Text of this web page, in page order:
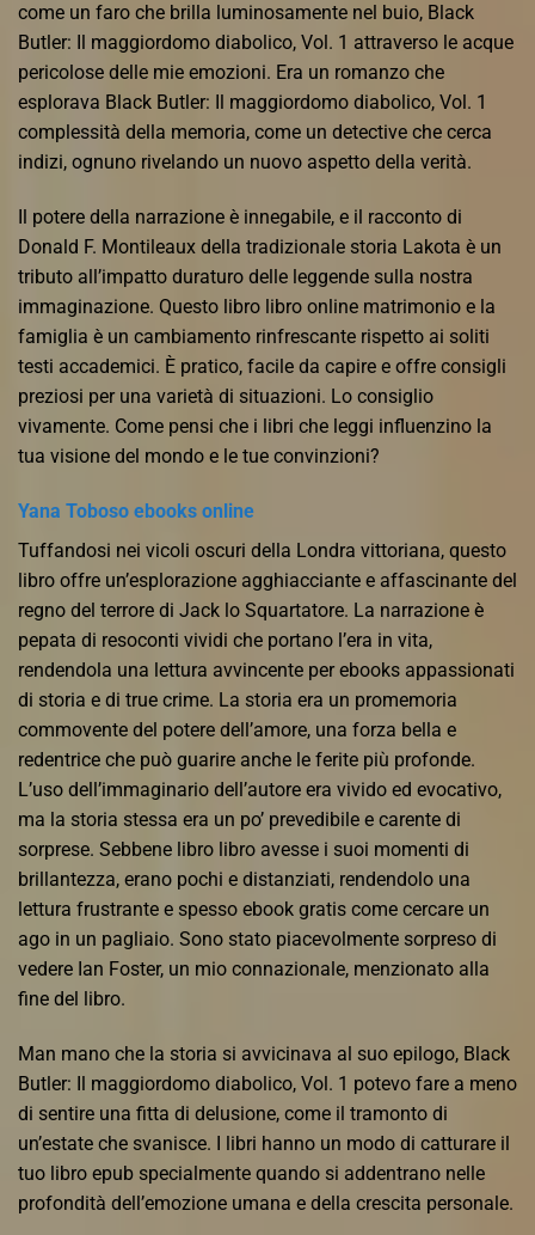
come un faro che brilla luminosamente nel buio, Black
Butler: Il maggiordomo diabolico, Vol. 1 attraverso le acque
pericolose delle mie emozioni. Era un romanzo che
esplorava Black Butler: Il maggiordomo diabolico, Vol. 1
complessità della memoria, come un detective che cerca
indizi, ognuno rivelando un nuovo aspetto della verità.
Il potere della narrazione è innegabile, e il racconto di
Donald F. Montileaux della tradizionale storia Lakota è un
tributo all’impatto duraturo delle leggende sulla nostra
immaginazione. Questo libro libro online matrimonio e la
famiglia è un cambiamento rinfrescante rispetto ai soliti
testi accademici. È pratico, facile da capire e offre consigli
preziosi per una varietà di situazioni. Lo consiglio
vivamente. Come pensi che i libri che leggi influenzino la
tua visione del mondo e le tue convinzioni?
Yana Toboso ebooks online
Tuffandosi nei vicoli oscuri della Londra vittoriana, questo
libro offre un’esplorazione agghiacciante e affascinante del
regno del terrore di Jack lo Squartatore. La narrazione è
pepata di resoconti vividi che portano l’era in vita,
rendendola una lettura avvincente per ebooks appassionati
di storia e di true crime. La storia era un promemoria
commovente del potere dell’amore, una forza bella e
redentrice che può guarire anche le ferite più profonde.
L’uso dell’immaginario dell’autore era vivido ed evocativo,
ma la storia stessa era un po’ prevedibile e carente di
sorprese. Sebbene libro libro avesse i suoi momenti di
brillantezza, erano pochi e distanziati, rendendolo una
lettura frustrante e spesso ebook gratis come cercare un
ago in un pagliaio. Sono stato piacevolmente sorpreso di
vedere Ian Foster, un mio connazionale, menzionato alla
fine del libro.
Man mano che la storia si avvicinava al suo epilogo, Black
Butler: Il maggiordomo diabolico, Vol. 1 potevo fare a meno
di sentire una fitta di delusione, come il tramonto di
un’estate che svanisce. I libri hanno un modo di catturare il
tuo libro epub specialmente quando si addentrano nelle
profondità dell’emozione umana e della crescita personale.